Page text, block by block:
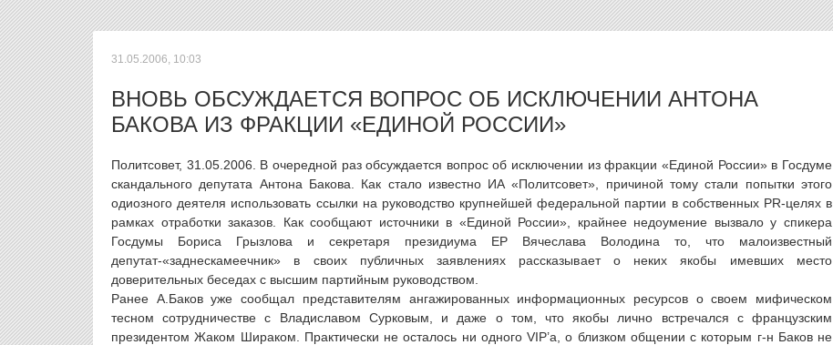
31.05.2006, 10:03
ВНОВЬ ОБСУЖДАЕТСЯ ВОПРОС ОБ ИСКЛЮЧЕНИИ АНТОНА
БАКОВА ИЗ ФРАКЦИИ «ЕДИНОЙ РОССИИ»
Политсовет, 31.05.2006. В очередной раз обсуждается вопрос об исключении из фракции «Единой России» в Госдуме
скандального депутата Антона Бакова. Как стало известно ИА «Политсовет», причиной тому стали попытки этого
одиозного деятеля использовать ссылки на руководство крупнейшей федеральной партии в собственных PR-целях в
рамках отработки заказов. Как сообщают источники в «Единой России», крайнее недоумение вызвало у спикера
Госдумы Бориса Грызлова и секретаря президиума ЕР Вячеслава Володина то, что малоизвестный
депутат-«заднескамеечник» в своих публичных заявлениях рассказывает о неких якобы имевших место
доверительных беседах с высшим партийным руководством.
Ранее А.Баков уже сообщал представителям ангажированных информационных ресурсов о своем мифическом
тесном сотрудничестве с Владиславом Сурковым, и даже о том, что якобы лично встречался с французским
президентом Жаком Шираком. Практически не осталось ни одного VIP’а, о близком общении с которым г-н Баков не